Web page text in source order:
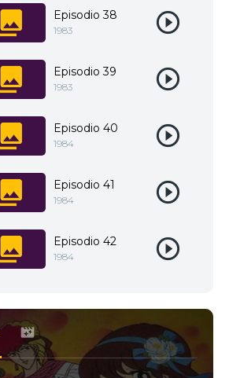
Episodio 38
1983
Episodio 39
1983
Episodio 40
1984
Episodio 41
1984
Episodio 42
1984